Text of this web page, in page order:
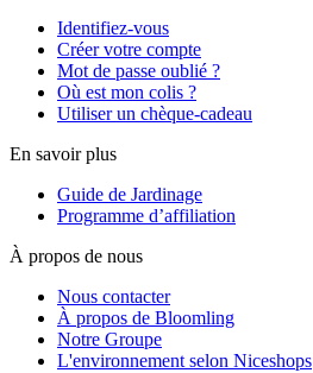
Identifiez-vous
Créer votre compte
Mot de passe oublié ?
Où est mon colis ?
Utiliser un chèque-cadeau
En savoir plus
Guide de Jardinage
Programme d’affiliation
À propos de nous
Nous contacter
À propos de Bloomling
Notre Groupe
L'environnement selon Niceshops